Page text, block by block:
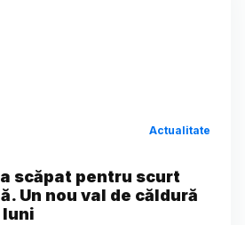
Actualitate
scăpat pentru scurt
Un nou val de căldură
luni